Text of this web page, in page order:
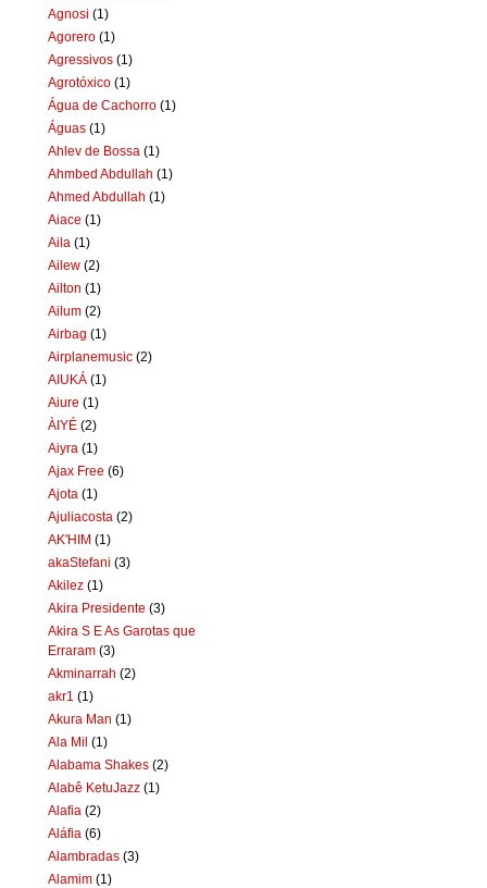
Agnosi (1)
Agorero (1)
Agressivos (1)
Agrotóxico (1)
Água de Cachorro (1)
Águas (1)
Ahlev de Bossa (1)
Ahmbed Abdullah (1)
Ahmed Abdullah (1)
Aiace (1)
Aila (1)
Ailew (2)
Ailton (1)
Ailum (2)
Airbag (1)
Airplanemusic (2)
AIUKÁ (1)
Aiure (1)
ÀIYÉ (2)
Aiyra (1)
Ajax Free (6)
Ajota (1)
Ajuliacosta (2)
AK'HIM (1)
akaStefani (3)
Akilez (1)
Akira Presidente (3)
Akira S E As Garotas que
Erraram (3)
Akminarrah (2)
akr1 (1)
Akura Man (1)
Ala Mil (1)
Alabama Shakes (2)
Alabê KetuJazz (1)
Alafia (2)
Aláfia (6)
Alambradas (3)
Alamim (1)